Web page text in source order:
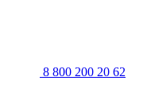
8 800 200 20 62